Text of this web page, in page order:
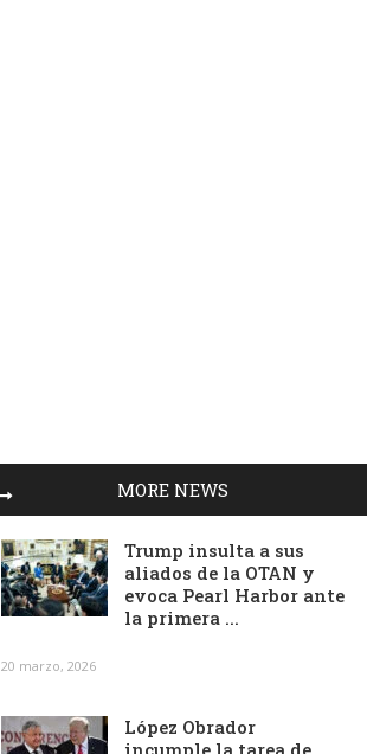
MORE NEWS
Trump insulta a sus
aliados de la OTAN y
evoca Pearl Harbor ante
la primera ...
20 marzo, 2026
López Obrador
incumple la tarea de